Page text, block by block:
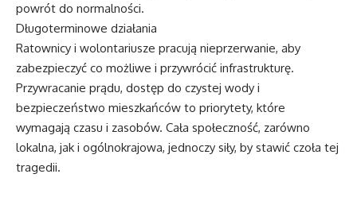
powrót do normalności.
Długoterminowe działania
Ratownicy i wolontariusze pracują nieprzerwanie, aby
zabezpieczyć co możliwe i przywrócić infrastrukturę.
Przywracanie prądu, dostęp do czystej wody i
bezpieczeństwo mieszkańców to priorytety, które
wymagają czasu i zasobów. Cała społeczność, zarówno
lokalna, jak i ogólnokrajowa, jednoczy siły, by stawić czoła tej
tragedii.